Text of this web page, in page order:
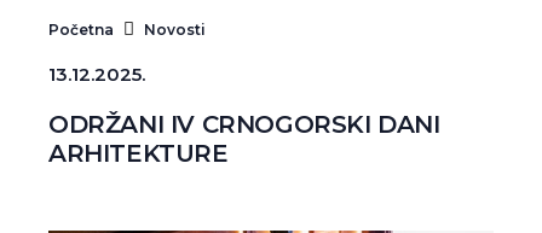
Početna Novosti
13.12.2025.
ODRŽANI IV CRNOGORSKI DANI
ARHITEKTURE